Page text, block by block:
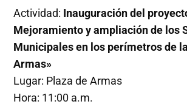
Actividad: Inauguración del
Mejoramiento y ampliación de los
Municipales en los perímetros de
Armas»
Lugar: Plaza de Armas
Hora: 11:00 a.m.